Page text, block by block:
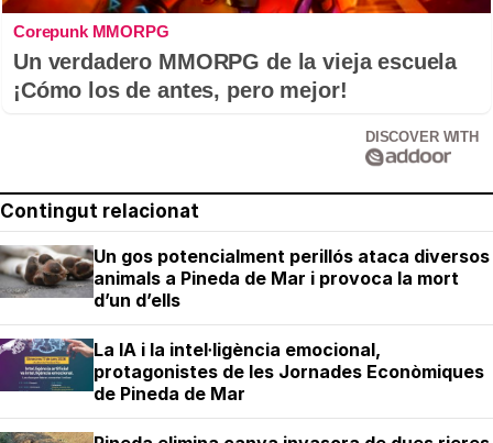
Corepunk MMORPG
Un verdadero MMORPG de la vieja escuela
¡Cómo los de antes, pero mejor!
DISCOVER WITH
Contingut relacionat
Un gos potencialment perillós ataca diversos
animals a Pineda de Mar i provoca la mort
d’un d’ells
La IA i la intel·ligència emocional,
protagonistes de les Jornades Econòmiques
de Pineda de Mar